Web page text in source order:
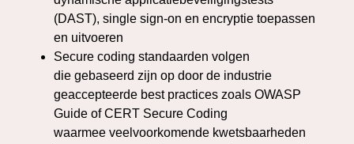
(DAST), single sign-on en encryptie toepassen
en uitvoeren
Secure coding standaarden volgen
die gebaseerd zijn op door de industrie
geaccepteerde best practices zoals OWASP
Guide of CERT Secure Coding
waarmee veelvoorkomende kwetsbaarheden